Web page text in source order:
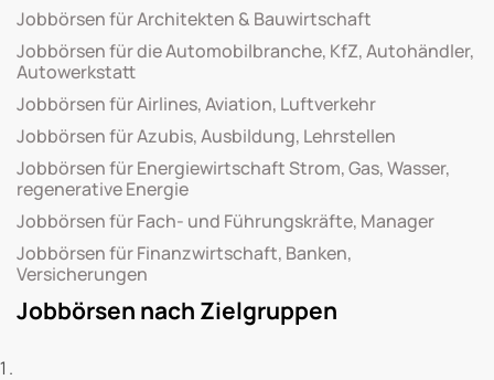
Jobbörsen für Architekten & Bauwirtschaft
Jobbörsen für die Automobilbranche, KfZ, Autohändler,
Autowerkstatt
Jobbörsen für Airlines, Aviation, Luftverkehr
Jobbörsen für Azubis, Ausbildung, Lehrstellen
Jobbörsen für Energiewirtschaft Strom, Gas, Wasser,
regenerative Energie
Jobbörsen für Fach- und Führungskräfte, Manager
Jobbörsen für Finanzwirtschaft, Banken,
Versicherungen
Jobbörsen nach Zielgruppen